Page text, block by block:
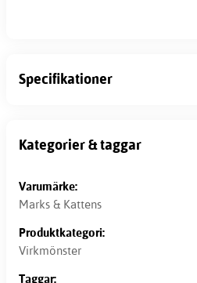
Specifikationer
Kategorier & taggar
Varumärke:
Marks & Kattens
Produktkategori:
Virkmönster
Taggar: